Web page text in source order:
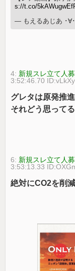
s://t.co/
— もえるあじあ ･∀
4: 新規スレ立て人
3:52:46.70
グレタは原発推
それどう思って
6: 新規スレ立て人
3:53:13.33
絶対にCO2を削